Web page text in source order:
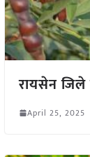
रायसेन जिले
April 25, 2025